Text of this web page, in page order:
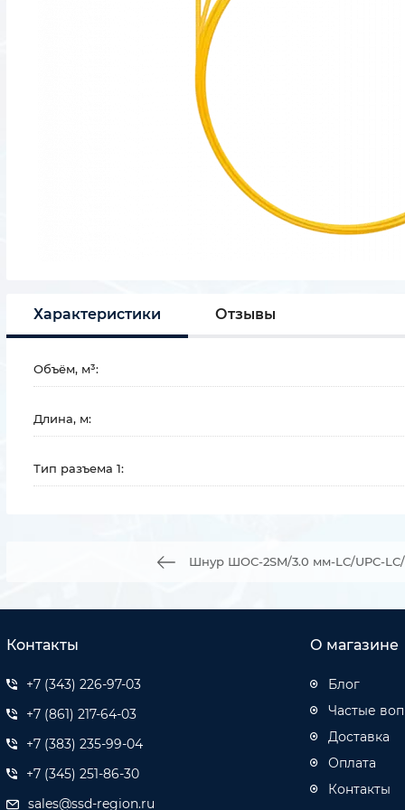
Характеристики Отзывы
Объём, м³:
Длина, м:
Тип разъема 1:
Шнур ШОС-2SM/3.0 мм-LC/UPC-LC/
Контакты
+7 (343) 226-97-03
+7 (861) 217-64-03
+7 (383) 235-99-04
+7 (345) 251-86-30
sales@ssd-region.ru
О магазине
Блог
Частые
Доставка
Оплата
Контакты